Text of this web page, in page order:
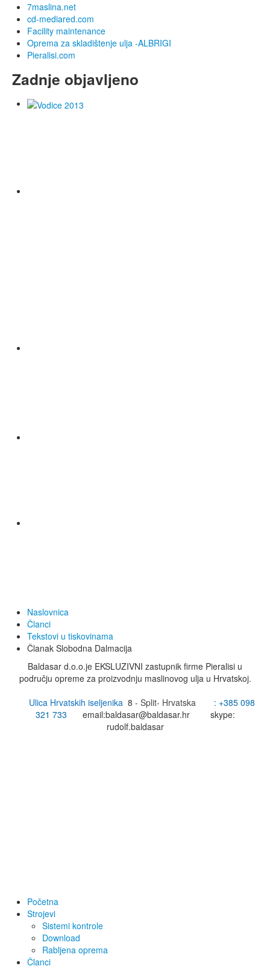
7maslina.net
cd-mediared.com
Facility maintenance
Oprema za skladištenje ulja -ALBRIGI
Pieralisi.com
Zadnje objavljeno
Naslovnica
Članci
Tekstovi u tiskovinama
Članak Slobodna Dalmacija
Baldasar d.o.o.je EKSLUZIVNI zastupnik firme Pieralisi u
području opreme za proizvodnju maslinovog ulja u Hrvatskoj.
Ulica Hrvatskih iseljenika 8 - Split- Hrvatska : +385 098
321 733
email:baldasar@baldasar.hr
skype:
rudolf.baldasar
Početna
Strojevi
Sistemi kontrole
Download
Rabljena oprema
Članci